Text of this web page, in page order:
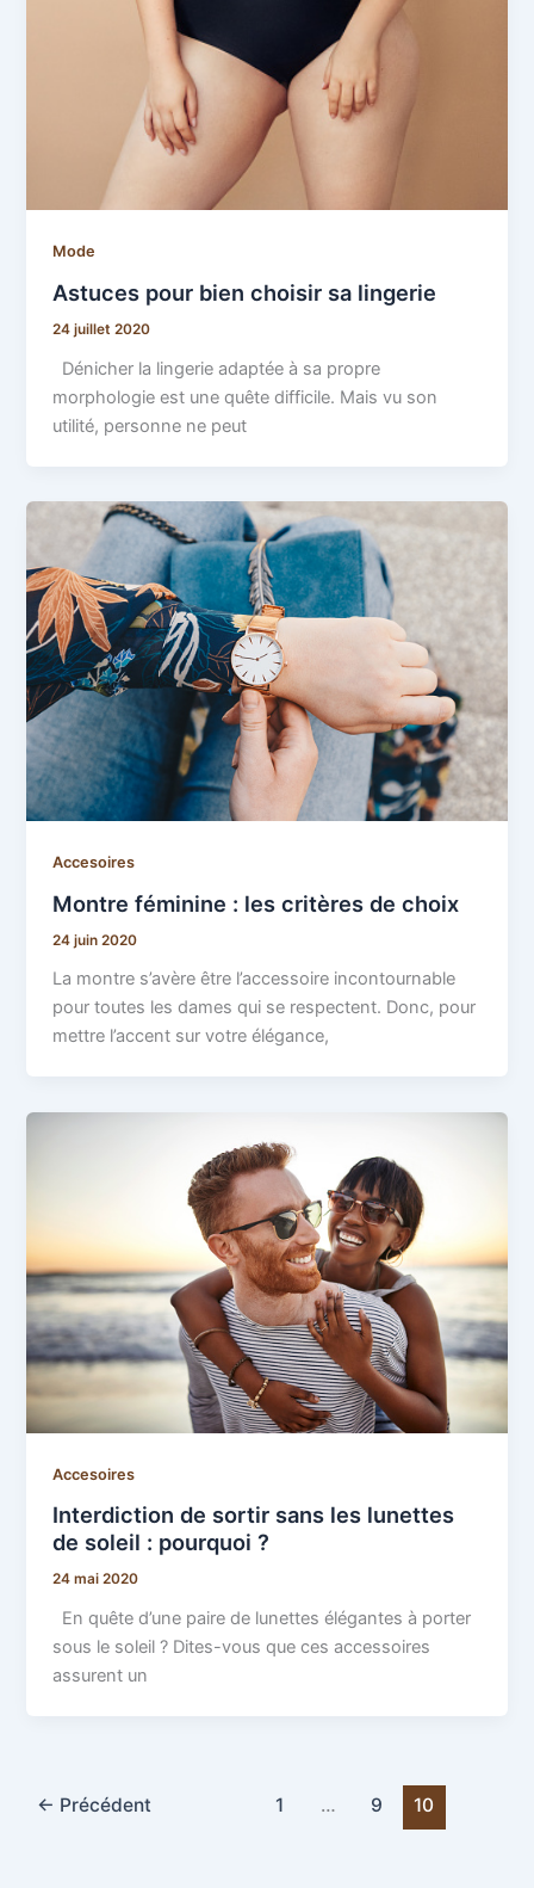
Mode
Astuces pour bien choisir sa lingerie
24 juillet 2020
Dénicher la lingerie adaptée à sa propre
morphologie est une quête difficile. Mais vu son
utilité, personne ne peut
Accesoires
Montre féminine : les critères de choix
24 juin 2020
La montre s’avère être l’accessoire incontournable
pour toutes les dames qui se respectent. Donc, pour
mettre l’accent sur votre élégance,
Accesoires
Interdiction de sortir sans les lunettes
de soleil : pourquoi ?
24 mai 2020
En quête d’une paire de lunettes élégantes à porter
sous le soleil ? Dites-vous que ces accessoires
assurent un
← Précédent 1 … 9 10